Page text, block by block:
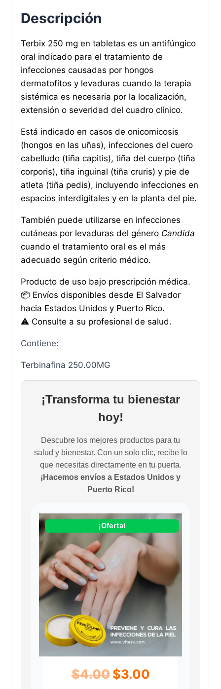
Descripción
Terbix 250 mg en tabletas es un antifúngico
oral indicado para el tratamiento de
infecciones causadas por hongos
dermatofitos y levaduras cuando la terapia
sistémica es necesaria por la localización,
extensión o severidad del cuadro clínico.
Está indicado en casos de onicomicosis
(hongos en las uñas), infecciones del cuero
cabelludo (tiña capitis), tiña del cuerpo (tiña
corporis), tiña inguinal (tiña cruris) y pie de
atleta (tiña pedis), incluyendo infecciones en
espacios interdigitales y en la planta del pie.
También puede utilizarse en infecciones
cutáneas por levaduras del género Candida
cuando el tratamiento oral es el más
adecuado según criterio médico.
Producto de uso bajo prescripción médica.
📦 Envíos disponibles desde El Salvador
hacia Estados Unidos y Puerto Rico.
⚠️ Consulte a su profesional de salud.
Contiene:
Terbinafina 250.00MG
¡Transforma tu bienestar
hoy!
Descubre los mejores productos para tu
salud y bienestar. Con un solo clic, recibe lo
que necesitas directamente en tu puerta.
¡Hacemos envíos a Estados Unidos y
Puerto Rico!
¡Oferta!
$4.00 E
$3.00E